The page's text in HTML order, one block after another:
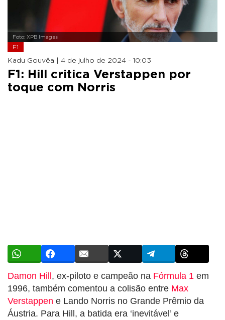
Foto: XPB Images
F1
Kadu Gouvêa | 4 de julho de 2024 - 10:03
F1: Hill critica Verstappen por
toque com Norris
Damon Hill, ex-piloto e campeão na Fórmula 1 em
1996, também comentou a colisão entre Max
Verstappen e Lando Norris no Grande Prêmio da
Áustria. Para Hill, a batida era ‘inevitável’ e